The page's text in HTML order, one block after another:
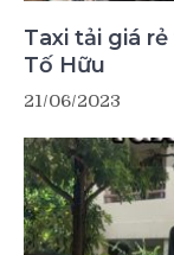
Taxi tải giá
Tố Hữu
21/06/2023